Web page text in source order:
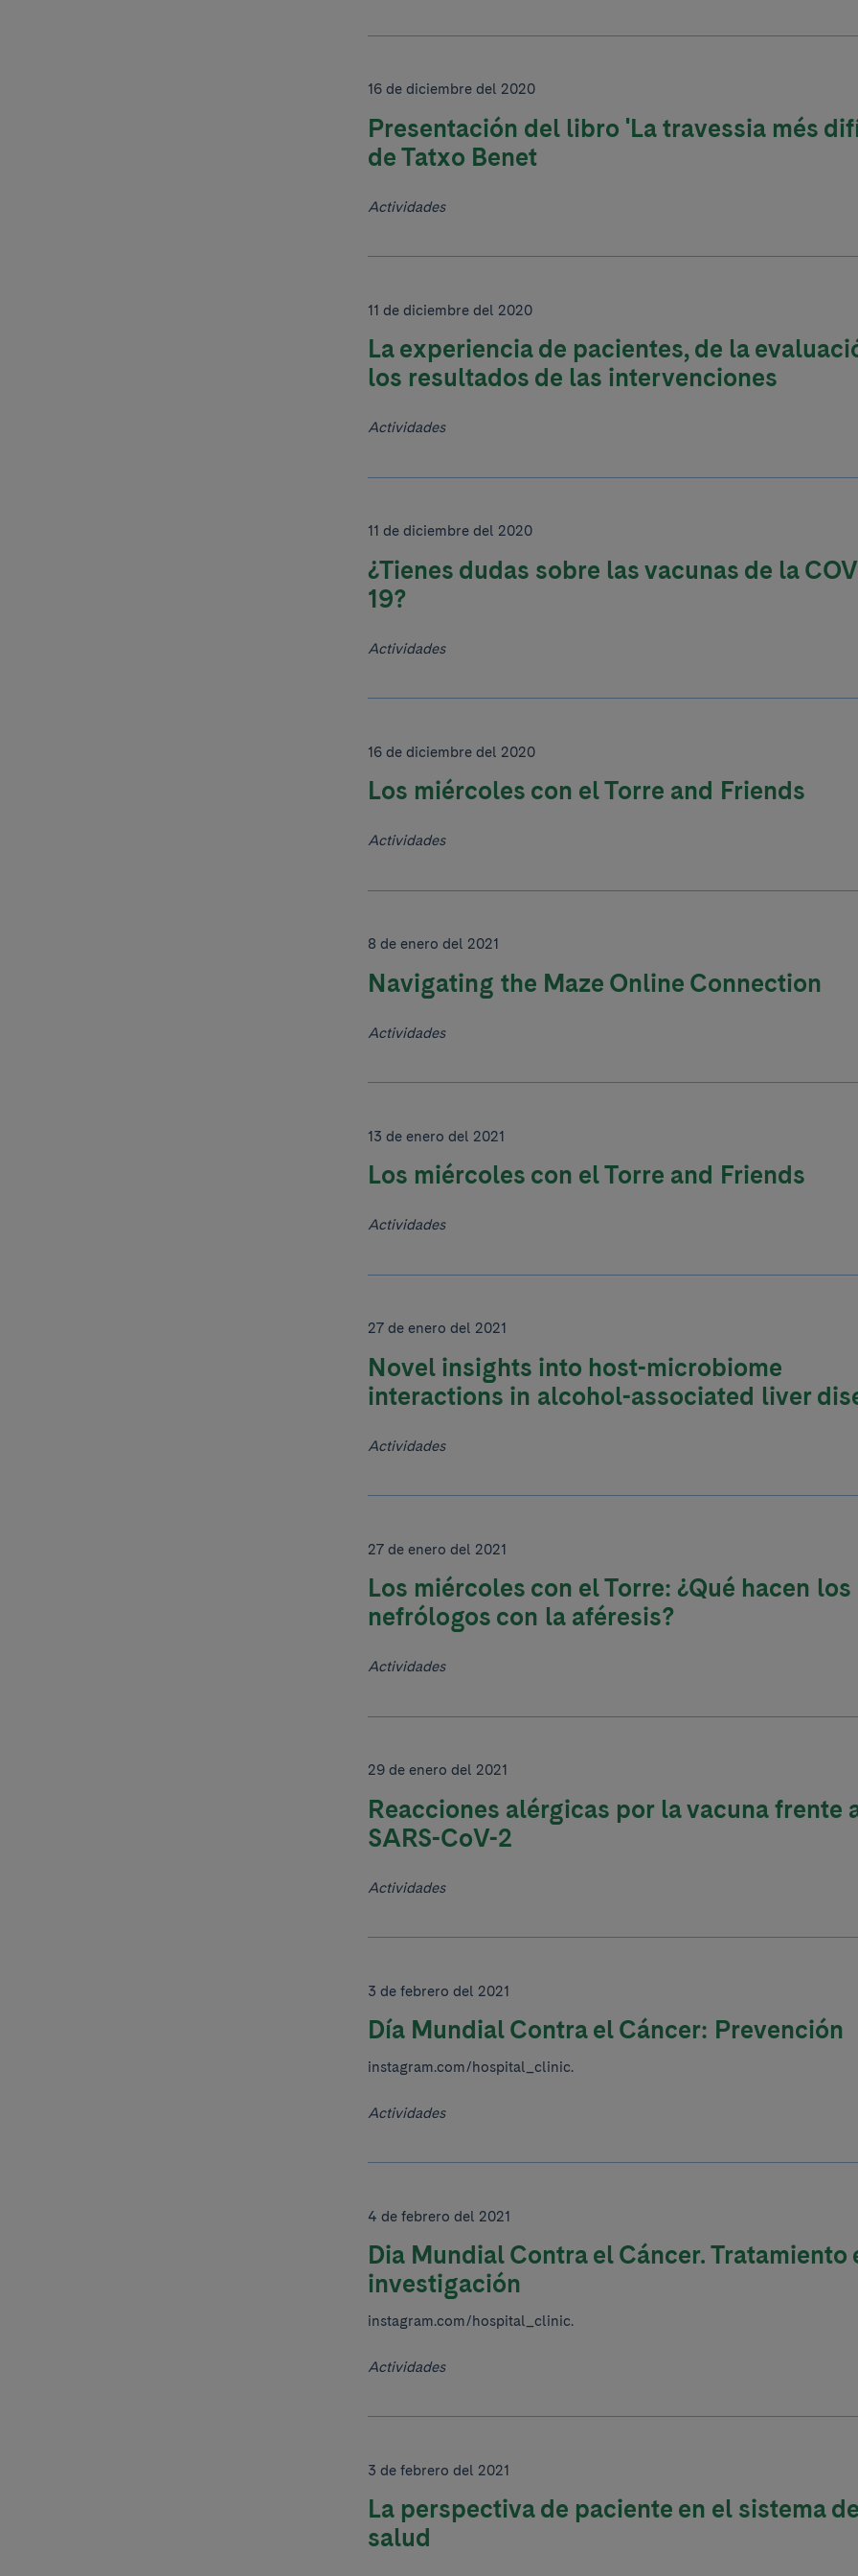
16 de diciembre del 2020
Presentación del libro 'La travessia més
de Tatxo Benet
Actividades
11 de diciembre del 2020
La experiencia de pacientes, de la
los resultados de las intervenciones
Actividades
11 de diciembre del 2020
¿Tienes dudas sobre las vacunas de la
19?
Actividades
16 de diciembre del 2020
Los miércoles con el Torre and Friends
Actividades
8 de enero del 2021
Navigating the Maze Online Connection
Actividades
13 de enero del 2021
Los miércoles con el Torre and Friends
Actividades
27 de enero del 2021
Novel insights into host-microbiome
interactions in alcohol-associated liver
Actividades
27 de enero del 2021
Los miércoles con el Torre: ¿Qué hacen los
nefrólogos con la aféresis?
Actividades
29 de enero del 2021
Reacciones alérgicas por la vacuna frente
SARS-CoV-2
Actividades
3 de febrero del 2021
Día Mundial Contra el Cáncer: Prevención
instagram.com/hospital_clinic.
Actividades
4 de febrero del 2021
Dia Mundial Contra el Cáncer. Tratamiento
investigación
instagram.com/hospital_clinic.
Actividades
3 de febrero del 2021
La perspectiva de paciente en el sistema de
salud